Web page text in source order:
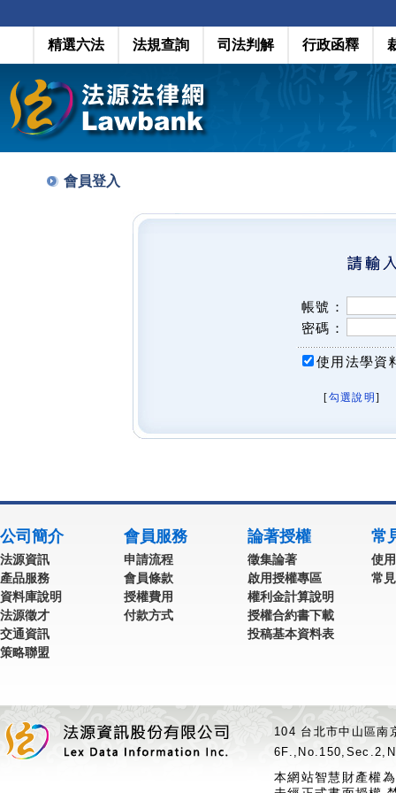
精選六法 法規查詢 司法判解 行政函釋
會員登入
帳號：
密碼：
使用法學資
[勾選說明 ]
公司簡介
法源資訊
產品服務
資料庫說明
法源徵才
交通資訊
策略聯盟
會員服務
申請流程
會員條款
授權費用
付款方式
論著授權
徵集論著
啟用授權專區
權利金計算說明
授權合約書下載
投稿基本資料表
常
使
常
104 台北市中山區
本網站智慧財產權